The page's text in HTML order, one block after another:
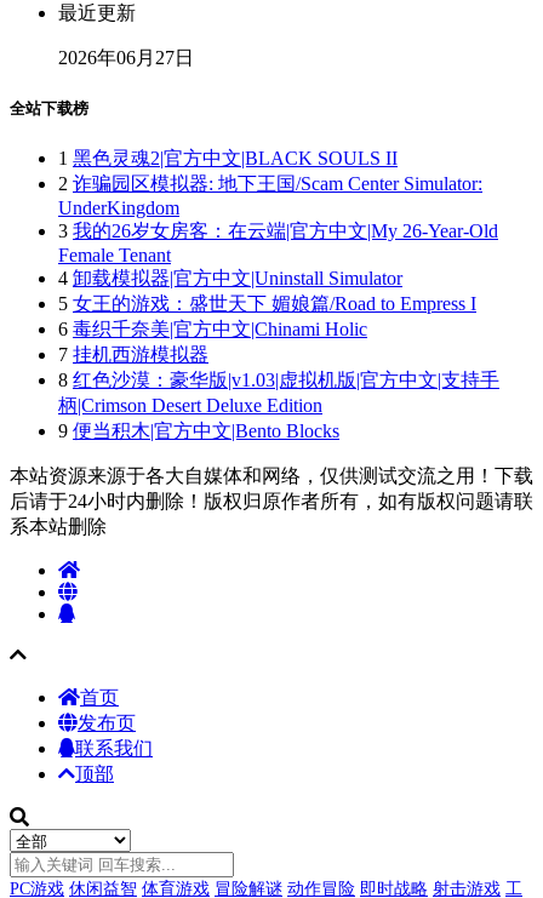
最近更新
2026年06月27日
全站下载榜
1 黑色灵魂2|官方中文|BLACK SOULS II
2 诈骗园区模拟器: 地下王国/Scam Center Simulator:
UnderKingdom
3 我的26岁女房客：在云端|官方中文|My 26-Year-Old
Female Tenant
4 卸载模拟器|官方中文|Uninstall Simulator
5 女王的游戏：盛世天下 媚娘篇/Road to Empress I
6 毒织千奈美|官方中文|Chinami Holic
7 挂机西游模拟器
8 红色沙漠：豪华版|v1.03|虚拟机版|官方中文|支持手
柄|Crimson Desert Deluxe Edition
9 便当积木|官方中文|Bento Blocks
本站资源来源于各大自媒体和网络，仅供测试交流之用！下载
后请于24小时内删除！版权归原作者所有，如有版权问题请联
系本站删除
首页
发布页
联系我们
顶部
PC游戏 休闲益智 体育游戏 冒险解谜 动作冒险 即时战略 射击游戏 工